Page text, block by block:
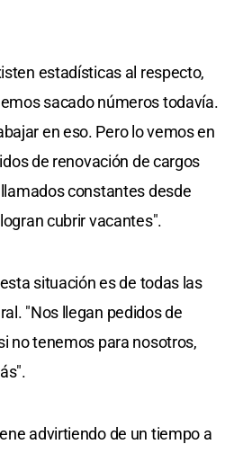
estadísticas al respecto,
sacado números todavía.
en eso. Pero lo vemos en
de renovación de cargos
constantes desde
cubrir vacantes".
situación es de todas las
"Nos llegan pedidos de
no tenemos para nosotros,
advirtiendo de un tiempo a